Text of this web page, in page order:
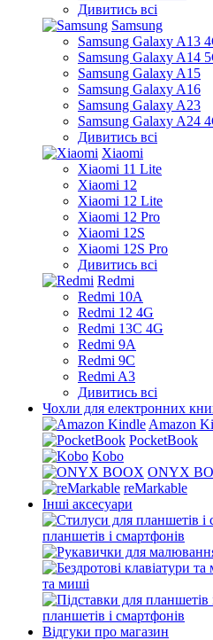
Дивитись всі
Samsung
Samsung Galaxy A13
Samsung Galaxy A14
Samsung Galaxy A15
Samsung Galaxy A16
Samsung Galaxy A23
Samsung Galaxy A24
Дивитись всі
Xiaomi
Xiaomi 11 Lite
Xiaomi 12
Xiaomi 12 Lite
Xiaomi 12 Pro
Xiaomi 12S
Xiaomi 12S Pro
Дивитись всі
Redmi
Redmi 10A
Redmi 12 4G
Redmi 13C 4G
Redmi 9A
Redmi 9C
Redmi A3
Дивитись всі
Чохли для електронних
Amazon
PocketBook
Kobo
ONYX
reMarkable
Інші аксесуари
планшетів і смартфонів
та миші
планшетів і смартфонів
Відгуки про магазин